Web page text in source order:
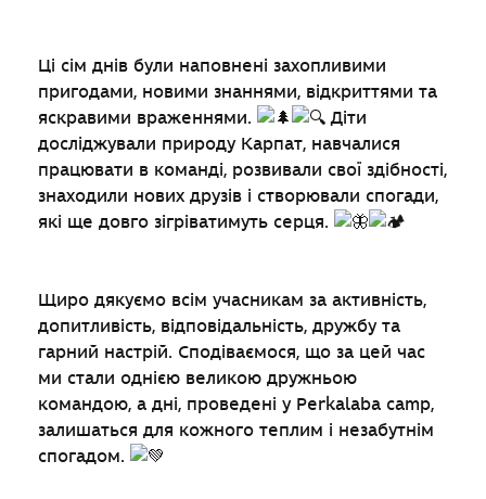
Ці сім днів були наповнені захопливими
пригодами, новими знаннями, відкриттями та
яскравими враженнями.
Діти
досліджували природу Карпат, навчалися
працювати в команді, розвивали свої здібності,
знаходили нових друзів і створювали спогади,
які ще довго зігріватимуть серця.
Щиро дякуємо всім учасникам за активність,
допитливість, відповідальність, дружбу та
гарний настрій. Сподіваємося, що за цей час
ми стали однією великою дружньою
командою, а дні, проведені у Perkalaba camp,
залишаться для кожного теплим і незабутнім
спогадом.